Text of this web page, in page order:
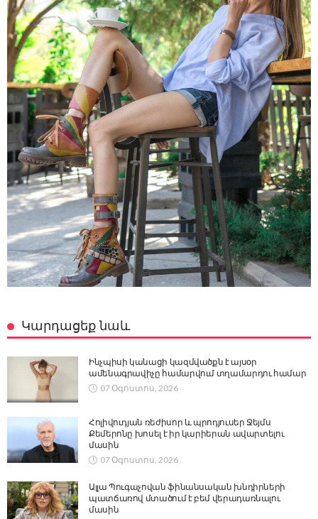
Կարդացեք նաև
Ինչպիսի կանացի կազմվածքն է այսօր
ամենագրավիչը համարվում տղամարդու համար
07 Օգոստոս, 2026
Հոլիվուդյան ռեժիսոր և պրոդյուսեր Ջեյմս
Քեմերոնը խոսել է իր կարիերան ավարտելու
մասին
07 Օգոստոս, 2026
Ալլա Պուգաչովան ֆինանսական խնդիրների
պատճառով մտածում է բեմ վերադառնալու
մասին